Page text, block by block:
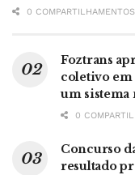
0 COMPARTILHAMENTOS
Foztrans
coletivo em
um
0
Concurso
resultado